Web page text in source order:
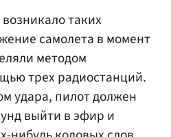
таких
самолета в момент
методом
трех радиостанций.
удара, пилот должен
выйти в эфир и